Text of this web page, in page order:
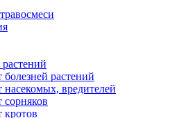
болезней растений
насекомых, вредителей
сорняков
кротов